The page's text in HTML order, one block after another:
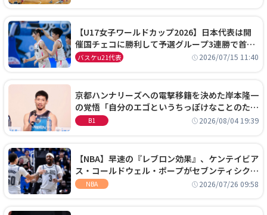
【U17女子ワールドカップ2026】日本代表は開
催国チェコに勝利して予選グループ3連勝で首位
通過！準々決勝の相手はエジプトに決定
バスケu21代表 2026/07/15 11:40
京都ハンナリーズへの電撃移籍を決めた岸本隆一
の覚悟「自分のエゴというちっぽけなことのため
に、京都に来たわけではない」
B1 2026/08/04 19:39
【NBA】早速の『レブロン効果』、ケンテイビア
ス・コールドウェル・ポープがセブンティシクサ
ーズに1年契約で加入
NBA 2026/07/26 09:58